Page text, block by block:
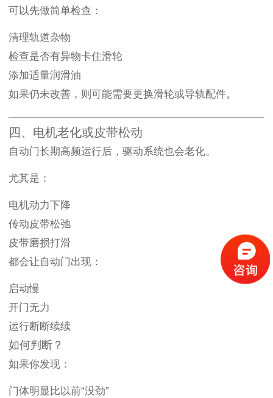
可以先做简单检查：
清理轨道杂物
检查是否有异物卡住滑轮
添加适量润滑油
如果仍未改善，则可能需要更换滑轮或导轨配件。
四、电机老化或皮带松动
自动门长期高频运行后，驱动系统也会老化。
尤其是：
电机动力下降
传动皮带松弛
皮带磨损打滑
都会让自动门出现：
启动慢
开门无力
运行断断续续
如何判断？
如果你发现：
门体明显比以前“没劲”